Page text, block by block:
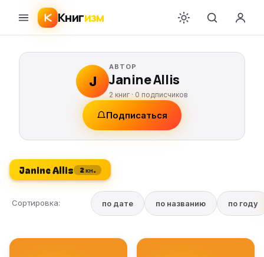
Книгизм
J
АВТОР
Janine Allis
2 книг · 0 подписчиков
Подписаться
Janine Allis 2 кн.
Сортировка: по дате по названию по году